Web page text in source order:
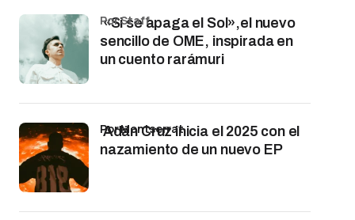
«Si se apaga el Sol»,el nuevo
sencillo de OME, inspirada en
un cuento rarámuri
por Staff
Adán Cruz inicia el 2025 con el
nazamiento de un nuevo EP
por Montserrat